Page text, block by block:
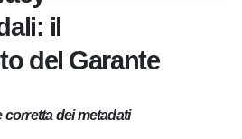
aziendali: il
del Garante
corretta dei metadati